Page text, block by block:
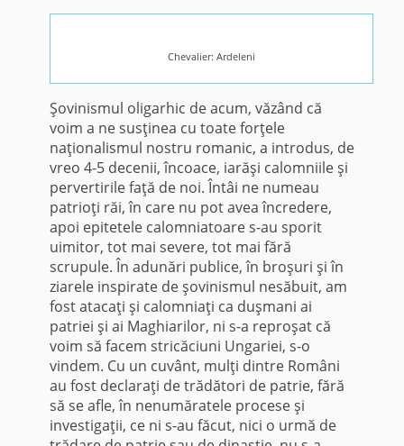
Chevalier: Ardeleni
Şovinismul oligarhic de acum, văzând că
voim a ne susţinea cu toate forţele
naţionalismul nostru ro­manic, a introdus, de
vreo 4-5 decenii, încoace, iarăşi calomniile şi
pervertirile faţă de noi. Întâi ne numeau
patrioţi răi, în care nu pot avea încredere,
apoi epitetele calom­niatoare s-au sporit
uimitor, tot mai severe, tot mai fără
scrupule. În adunări publice, în broşuri şi în
zia­rele inspirate de şovinismul nesă­buit, am
fost atacaţi şi calomniaţi ca duşmani ai
patriei şi ai Maghia­rilor, ni s-a reproşat că
voim să fa­cem stricăciuni Ungariei, s-o
vindem. Cu un cuvânt, mulţi dintre Români
au fost declaraţi de trădători de pa­trie, fără
să se afle, în nenumăratele procese şi
investigaţii, ce ni s-au fă­cut, nici o urmă de